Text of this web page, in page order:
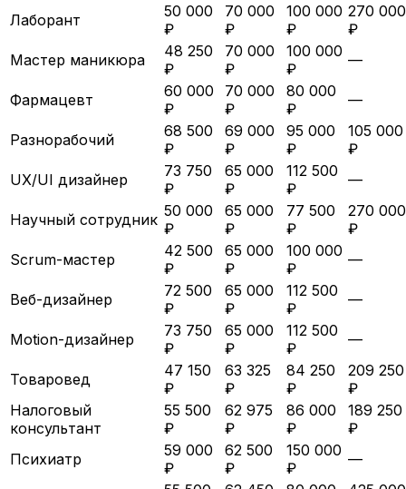
Лаборант
50 000
₽
70 000
₽
100 000
₽
270 000
₽
Мастер маникюра
48 250
₽
70 000
₽
100 000
₽
—
Фармацевт
60 000
₽
70 000
₽
80 000
₽
—
Разнорабочий
68 500
₽
69 000
₽
95 000
₽
105 000
₽
UX/UI дизайнер
73 750
₽
65 000
₽
112 500
₽
—
Научный сотрудник 50 000
₽
65 000
₽
77 500
₽
270 000
₽
Scrum-мастер
42 500
₽
65 000
₽
100 000
₽
—
Веб-дизайнер
72 500
₽
65 000
₽
112 500
₽
—
Motion-дизайнер
73 750
₽
65 000
₽
112 500
₽
—
Товаровед
47 150
₽
63 325
₽
84 250
₽
209 250
₽
Налоговый
консультант
55 500
₽
62 975
₽
86 000
₽
189 250
₽
Психиатр
59 000
₽
62 500
₽
150 000
₽
—